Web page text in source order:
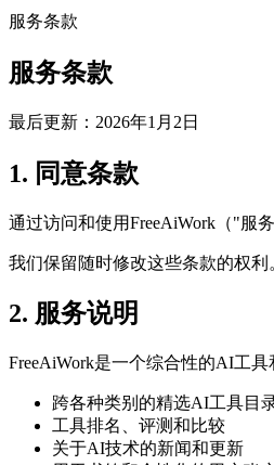
服务条款
服务条款
最后更新：2026年1月2日
1. 同意条款
通过访问和使用FreeAiWork（"服
我们保留随时修改这些条款的权利
2. 服务说明
FreeAiWork是一个综合性的AI工
跨各种类别的精选AI工具目
工具排名、评测和比较
关于AI技术的新闻和更新